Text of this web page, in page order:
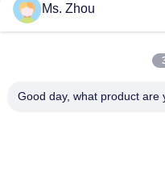
No.58 Dazhuang Road,
Ms. Zhou
Good day, what product are